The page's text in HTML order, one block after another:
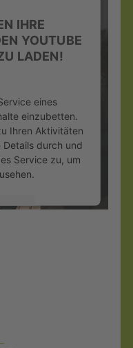
IHRE
YOUTUBE
LADEN!
eines
einzubetten.
Ihren Aktivitäten
Details durch und
Service zu, um